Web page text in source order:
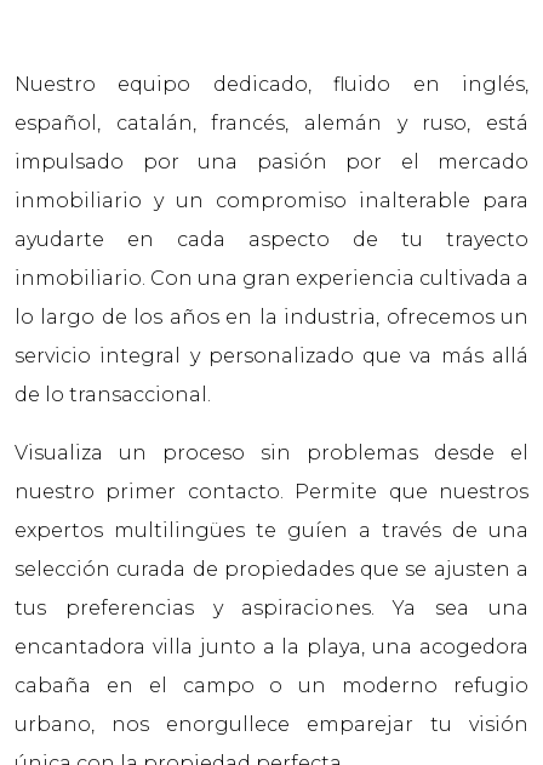
Nuestro equipo dedicado, fluido en inglés,
español, catalán, francés, alemán y ruso, está
impulsado por una pasión por el mercado
inmobiliario y un compromiso inalterable para
ayudarte en cada aspecto de tu trayecto
inmobiliario. Con una gran experiencia cultivada a
lo largo de los años en la industria, ofrecemos un
servicio integral y personalizado que va más allá
de lo transaccional.
Visualiza un proceso sin problemas desde el
nuestro primer contacto. Permite que nuestros
expertos multilingües te guíen a través de una
selección curada de propiedades que se ajusten a
tus preferencias y aspiraciones. Ya sea una
encantadora villa junto a la playa, una acogedora
cabaña en el campo o un moderno refugio
urbano, nos enorgullece emparejar tu visión